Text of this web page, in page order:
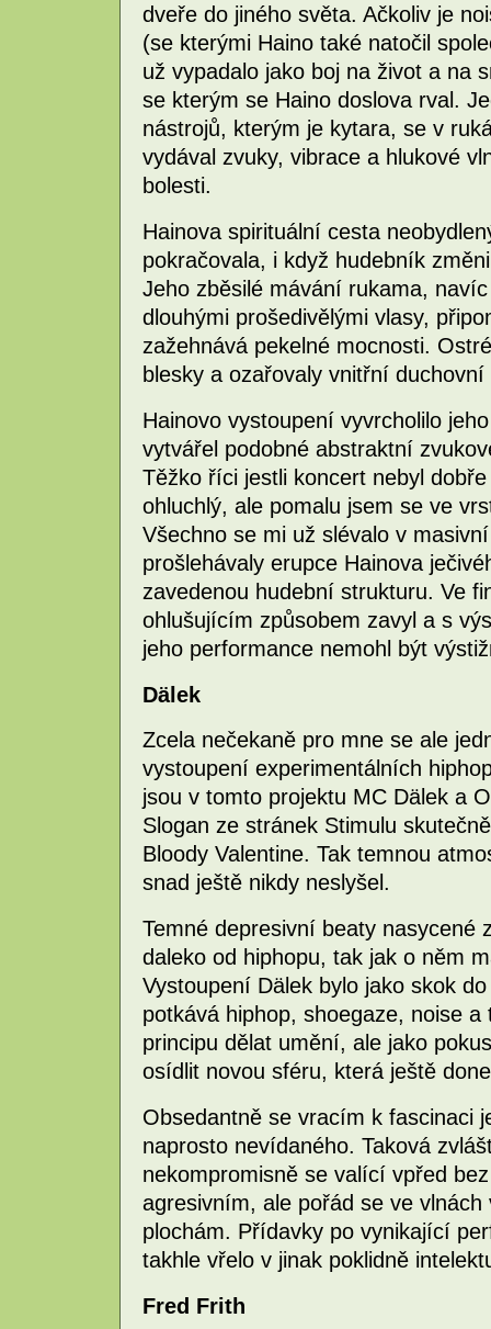
dveře do jiného světa. Ačkoliv je
(se kterými Haino také natočil
už vypadalo jako boj na život a na
se kterým se Haino doslova rval.
nástrojů, kterým je kytara, se v
vydával zvuky, vibrace a hlukové
bolesti.
Hainova spirituální cesta
pokračovala, i když hudebník
Jeho zběsilé mávání rukama,
dlouhými prošedivělými vlasy,
zažehnává pekelné mocnosti.
blesky a ozařovaly vnitřní
Hainovo vystoupení vyvrcholilo
vytvářel podobné abstraktní
Těžko říci jestli koncert nebyl
ohluchlý, ale pomalu jsem se ve
Všechno se mi už slévalo v
prošlehávaly erupce Hainova
zavedenou hudební strukturu. Ve
ohlušujícím způsobem zavyl a s
jeho performance nemohl být
Dälek
Zcela nečekaně pro mne se ale
vystoupení experimentálních
jsou v tomto projektu MC Dälek a
Slogan ze stránek Stimulu
Bloody Valentine. Tak temnou
snad ještě nikdy neslyšel.
Temné depresivní beaty nasycené
daleko od hiphopu, tak jak o něm
Vystoupení Dälek bylo jako skok
potkává hiphop, shoegaze, noise
principu dělat umění, ale jako
osídlit novou sféru, která ještě
Obsedantně se vracím k fascinaci
naprosto nevídaného. Taková
nekompromisně se valící vpřed
agresivním, ale pořád se ve
plochám. Přídavky po vynikající
takhle vřelo v jinak poklidně
Fred Frith